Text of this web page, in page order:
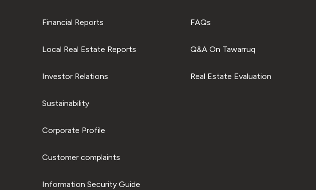
Financial Reports
Local Real Estate Reports
Investor Relations
Sustainability
Corporate Profile
Customer complaints
Information Security Guide
FAQs
Q&A On Tawarruq
Real Estate Evaluation